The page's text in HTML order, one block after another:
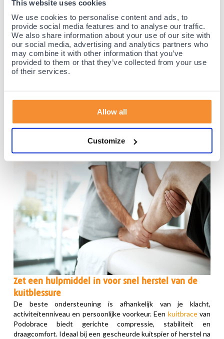
This website uses cookies
We use cookies to personalise content and ads, to
provide social media features and to analyse our traffic.
We also share information about your use of our site with
our social media, advertising and analytics partners who
may combine it with other information that you’ve
provided to them or that they’ve collected from your use
of their services.
Allow all
Customize
raadplegen. Deze kan de oorzaak achterhalen en beoordelen of
er sprake is van bijvoorbeeld een gescheurde spier in de kuit of
alleen spiervermoeidheid.
Behandelplan
Een fysio stelt samen met jou een passend behandelplan op,
eventueel met taping of brace advies. Ook leer je hoe je het
herstel ondersteunt met gerichte oefeningen. Zeker voor
herhaling aanzienlijk.
Zet een hulpmiddel in voor snel herstel van de
kuitblessure
De beste ondersteuning is afhankelijk van je klacht,
activiteitenniveau en persoonlijke voorkeur. Een kuitbracevan
Podobrace biedt gerichte compressie, stabiliteit en
draagcomfort. Ideaal bij een gescheurde kuitspier of herstel na